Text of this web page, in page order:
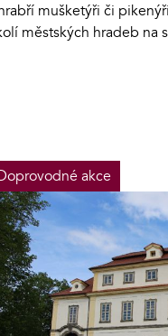
mušketýři či
městských hradeb na
akce